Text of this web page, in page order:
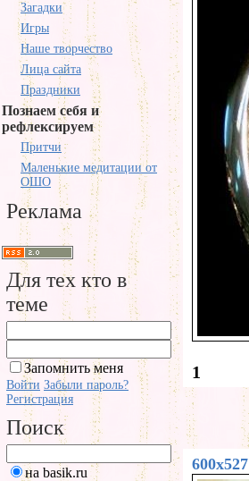
Загадки
Игры
Наше творчество
Лица сайта
Праздники
Познаем себя и
рефлексируем
Притчи
Маленькие медитации от
ОШО
Реклама
Для тех кто в
теме
Запомнить меня
Войти Забыли пароль?
Регистрация
Поиск
на basik.ru
1
600x527